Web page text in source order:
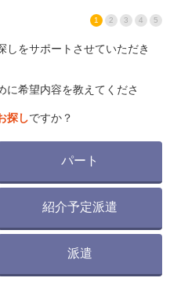
1 2 3 4 5
しをサポートさせていただき
に希望内容を教えてくださ
探しですか？
パート
紹介予定派遣
派遣